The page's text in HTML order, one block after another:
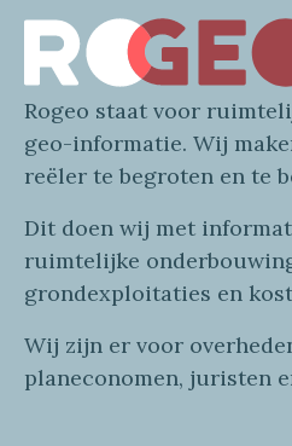
Rogeo staat voor
geo-informatie. Wij
reëler te begroten en te
Dit doen wij met
ruimtelijke
grondexploitaties en
Wij zijn er voor
planeconomen, juristen